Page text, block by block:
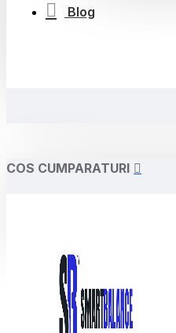
Blog
COS CUMPARATURI